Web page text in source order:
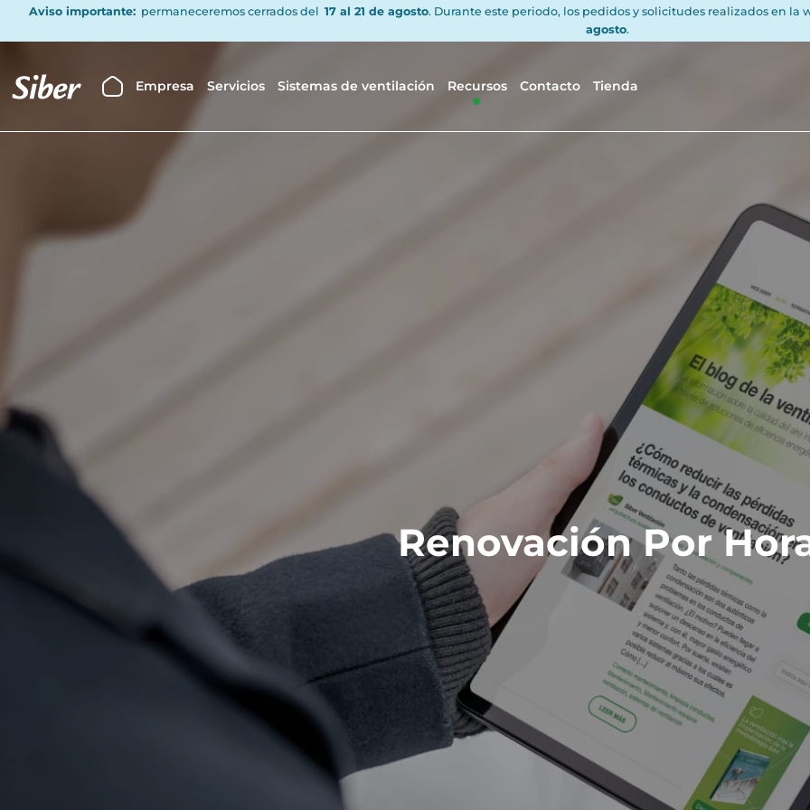
Aviso importante: permaneceremos cerrados del 17 al 21 de agosto. Durante este periodo, los pedidos y solicitudes realizados en
agosto.
Empresa Servicios Sistemas de ventilación Recursos Contacto Tienda
Renovación Por